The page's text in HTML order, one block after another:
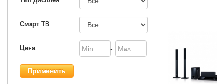
Смарт ТВ
Цена -
Применить